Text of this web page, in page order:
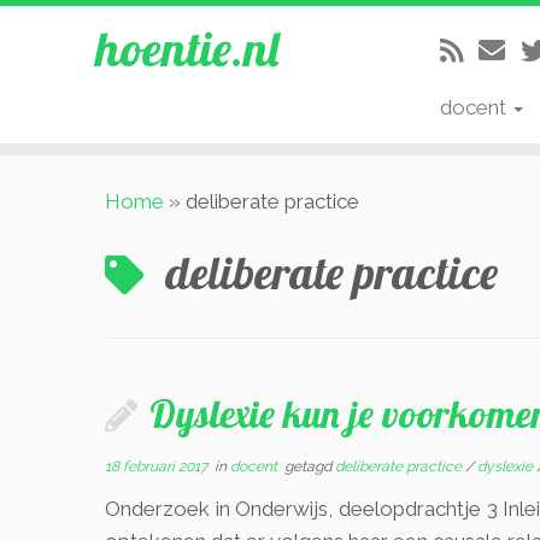
hoentie.nl
docent
Home » deliberate practice
deliberate practice
Dyslexie kun je
18 februari 2017in docent getagddeliberate practice/dyslexie
Onderzoek in Onderwijs, deelopdrachtje 3